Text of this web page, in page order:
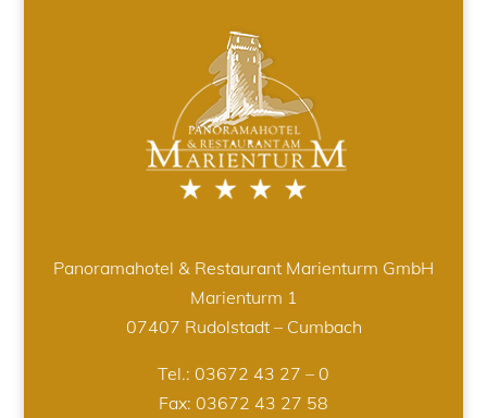
Panoramahotel & Restaurant Marienturm GmbH
Marienturm 1
07407 Rudolstadt – Cumbach
Tel.: 03672 43 27 – 0
Fax: 03672 43 27 58